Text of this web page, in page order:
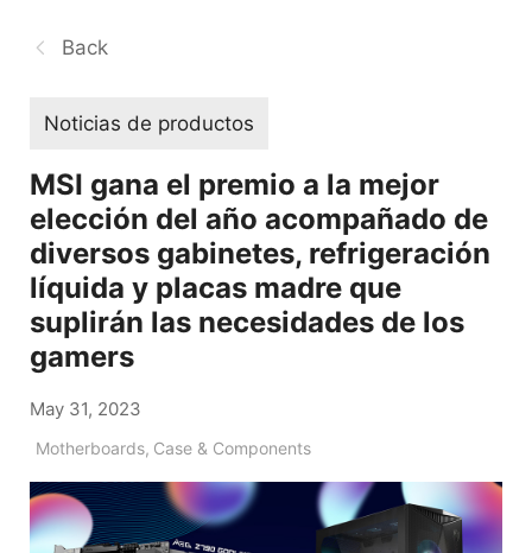
Back
Noticias de productos
MSI gana el premio a la mejor
elección del año acompañado de
diversos gabinetes, refrigeración
líquida y placas madre que
suplirán las necesidades de los
gamers
May 31, 2023
Motherboards, Case & Components